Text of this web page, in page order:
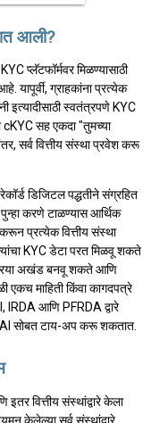
आली?
प्लॅटफॉर्मवर मिळण्यासाठी
यापूर्वी, ग्राहकांना प्रत्येक
इत्यादीसाठी स्वतंत्रपणे KYC
सह एकदा "तुमच्या
सर्व वित्तीय संस्था प्रवेश करू
डिजिटल पद्धतीने संग्रहित
करणे टाळण्यास आर्थिक
प्रत्येक वित्तीय संस्था
KYC डेटा परत मिळवू शकते
अखंड बनवू शकते आणि
एकच माहिती किंवा कागदपत्रे
IRDA आणि PFRDA द्वारे
सोबत टाय-अप करू शकतात.
वित्तीय संस्थांद्वारे केला